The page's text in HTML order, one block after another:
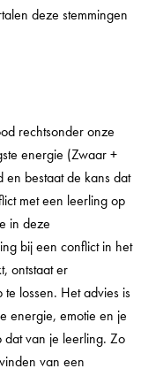
deze stemmingen
rechtsonder onze
energie (Zwaar +
bestaat de kans dat
met een leerling op
in deze
bij een conflict in het
ontstaat er
lossen. Het advies is
energie, emotie en je
dat van je leerling. Zo
van een